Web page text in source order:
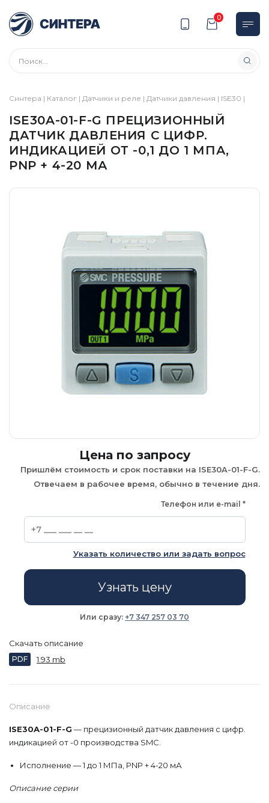
0
Синтера | Каталог | Датчики и реле | Датчики давления | ISE30 |
ISE30A-01-F-G ПРЕЦИЗИОННЫЙ
ДАТЧИК ДАВЛЕНИЯ С ЦИФР.
ИНДИКАЦИЕЙ ОТ -0,1 ДО 1 МПА,
PNP + 4-20 МА
Описание
ISE30A-01-F-G — прецизионный датчик давления с цифр.
индикацией от -0 производства SMC.
Исполнение — 1 до 1 МПа, PNP + 4-20 мА
Описание серии
Цена по запросу
Пришлём стоимость и срок поставки на ISE30A-01-F-G.
Отвечаем в рабочее время, обычно в течение дня.
Телефон или e-mail *
Указать количество или задать вопрос
Узнать цену
Или сразу: +7 347 257 03 70
Скачать описание
PDF 1.93 mb